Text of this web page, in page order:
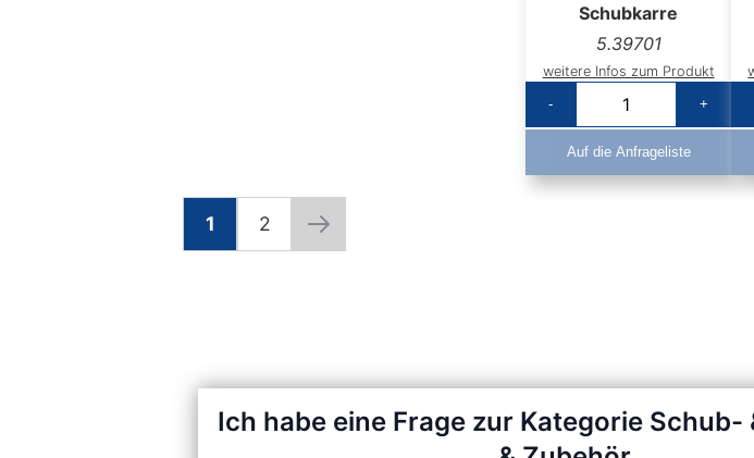
Schubkarre
5.39701
weitere Infos zum Produkt
-
+
Auf die Anfrageliste
SeiteSie lesen gerade die Seite
1 Seite
2 Seite
Weiter
Ich habe eine Frage zur Kategorie Schub-